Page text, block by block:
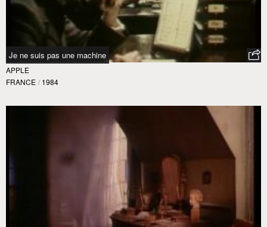
Je ne suis pas une machine
APPLE
FRANCE / 1984